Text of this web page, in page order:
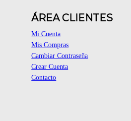
ÁREA CLIENTES
Mi Cuenta
Mis Compras
Cambiar Contraseña
Crear Cuenta
Contacto